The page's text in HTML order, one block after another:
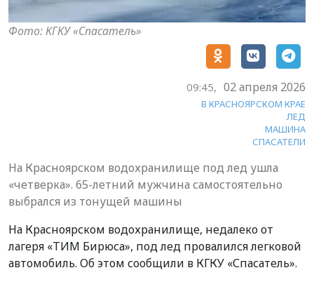
Фото: КГКУ «Спасатель»
09:45, 02 апреля 2026
В КРАСНОЯРСКОМ КРАЕ
ЛЕД
МАШИНА
СПАСАТЕЛИ
На Красноярском водохранилище под лед ушла
«четверка». 65-летний мужчина самостоятельно
выбрался из тонущей машины
На Красноярском водохранилище, недалеко от
лагеря «ТИМ Бирюса», под лед провалился легковой
автомобиль. Об этом сообщили в КГКУ «Спасатель».